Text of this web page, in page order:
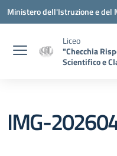
Vai ai contenuti
Vai al menu di navigazione
Vai al footer
Ministero dell'Istruzione e del
Liceo
"Checchia
Scientifico e
IMG-